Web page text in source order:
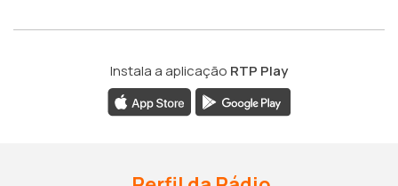
Instala a aplicação RTP Play